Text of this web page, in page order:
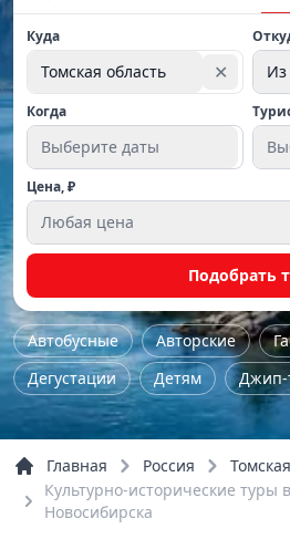
Куда
Томская область ✕ Из
Когда
Выберите даты
Цена, ₽
Любая цена
Подобрать
Автобусные Авторские
Дегустации
Детям
Джип-
Железнодорожные
Женские
Культурно-исторические
Главная Россия
Культурно-исторические туры
Новосибирска